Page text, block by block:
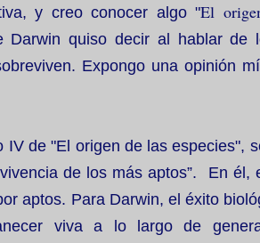
y creo conocer algo "El
quiso decir al hablar de
Expongo una opinión
IV de "El origen de las especies",
de los más aptos”. En él,
aptos. Para Darwin, el éxito
viva a lo largo de